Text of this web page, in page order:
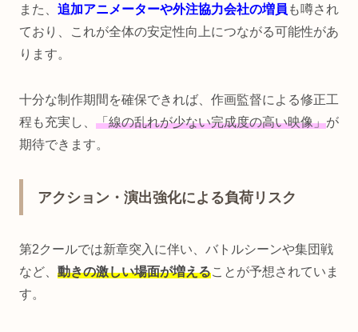
また、 追加アニメーターや外注協力会社の増員 も噂され
ており、これが全体の安定性向上につながる可能性があ
ります。
十分な制作期間を確保できれば、作画監督による修正工
程も充実し、 「線の乱れが少ない完成度の高い映像」が
期待できます。
アクション・演出強化による負荷リスク
第2クールでは新章突入に伴い、バトルシーンや集団戦
など、 動きの激しい場面が増えることが予想されていま
す。